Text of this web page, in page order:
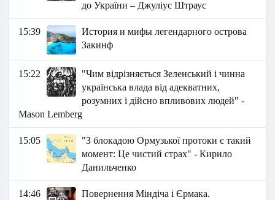
до України – Джуліус Штраус
15:39
История и мифы легендарного острова
Закинф
15:22
"Чим відрізняється Зеленський і чинна
українська влада від адекватних,
розумних і дійсно впливових людей" -
Маson Lemberg
15:05
"З блокадою Ормузької протоки є такий
момент: Це чистий страх" - Кирило
Данильченко
14:46
Повернення Міндіча і Єрмака.